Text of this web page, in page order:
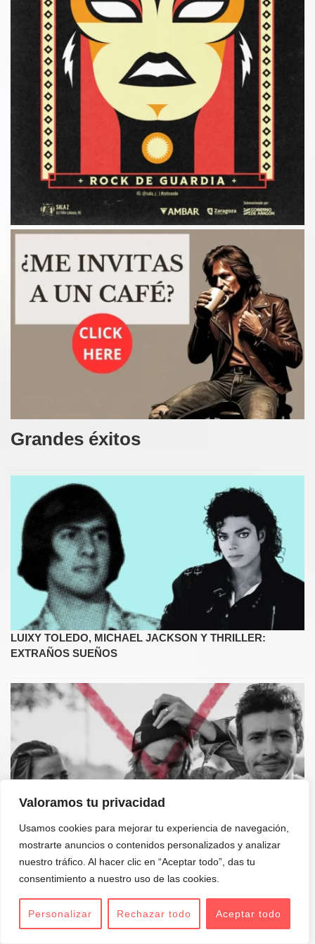
Valoramos tu privacidad
Usamos cookies para mejorar tu experiencia de navegación,
mostrarte anuncios o contenidos personalizados y analizar
nuestro tráfico. Al hacer clic en “Aceptar todo”, das tu
consentimiento a nuestro uso de las cookies.
Personalizar Rechazar todo Aceptar todo
Grandes éxitos
LUIXY TOLEDO, MICHAEL JACKSON Y THRILLER:
EXTRAÑOS SUEÑOS
WILLIAM THE CONQUEROR, UN GRUPO QUE VALE LA
PENA